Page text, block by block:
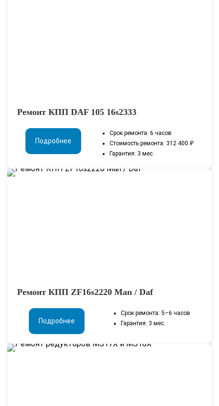
Ремонт КПП DAF 105 16s2333
Подробнее
Срок ремонта: 6 часов
Стоимость ремонта: 312 400 ₽
Гарантия: 3 мес.
Ремонт КПП ZF16s2220 Man / Daf
Подробнее
Срок ремонта: 5–6 часов
Гарантия: 3 мес.